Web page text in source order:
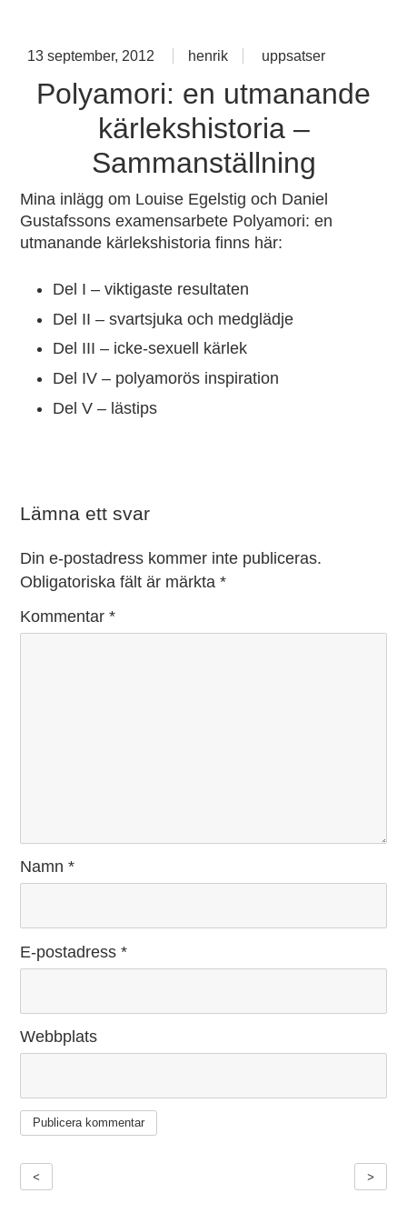
contentKärlek för nyfikna
13 september, 2012 henrik uppsatser
Polyamori: en utmanande
kärlekshistoria –
Sammanställning
Mina inlägg om Louise Egelstig och Daniel
Gustafssons examensarbete Polyamori: en
utmanande kärlekshistoria finns här:
Del I – viktigaste resultaten
Del II – svartsjuka och medglädje
Del III – icke-sexuell kärlek
Del IV– polyamorös inspiration
Del V– lästips
Lämna ett svar
Din e-postadress kommer inte publiceras.
Obligatoriska fält är märkta*
Kommentar*
Namn*
E-postadress*
Webbplats
Inläggsnavigering
< >